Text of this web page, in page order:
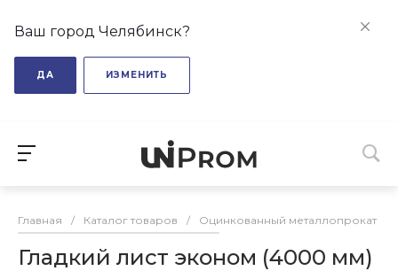
Ваш город Челябинск?
ДА ИЗМЕНИТЬ
Главная / Каталог товаров / Оцинкованный металлопрокат
Гладкий лист эконом (4000 мм)